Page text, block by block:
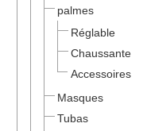
palmes
Réglable
Chaussante
Accessoires
Masques
Tubas